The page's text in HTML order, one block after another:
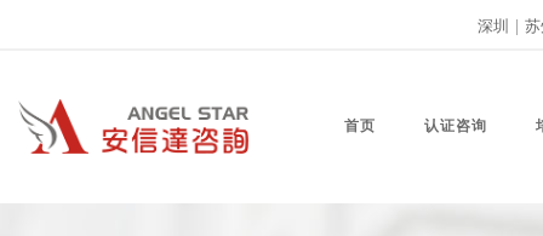
深圳 |
首页 认证咨询